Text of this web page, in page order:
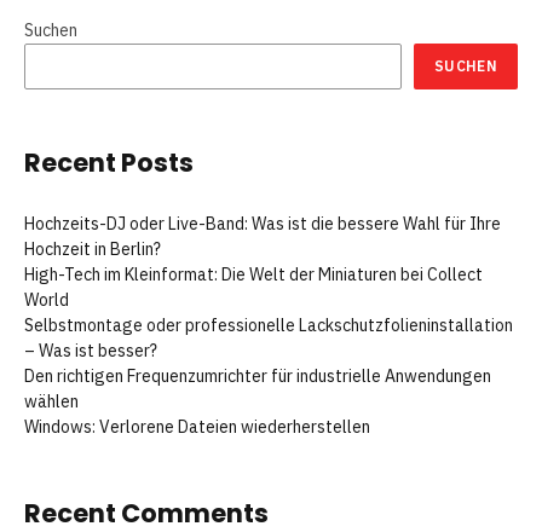
Suchen
SUCHEN
Recent Posts
Hochzeits-DJ oder Live-Band: Was ist die bessere Wahl für Ihre
Hochzeit in Berlin?
High-Tech im Kleinformat: Die Welt der Miniaturen bei Collect
World
Selbstmontage oder professionelle Lackschutzfolieninstallation
– Was ist besser?
Den richtigen Frequenzumrichter für industrielle Anwendungen
wählen
Windows: Verlorene Dateien wiederherstellen
Recent Comments